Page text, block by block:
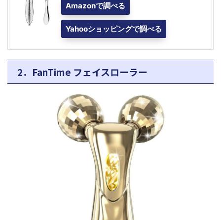
Amazonで調べる
Yahooショッピングで調べる
2．FanTime フェイスローラー